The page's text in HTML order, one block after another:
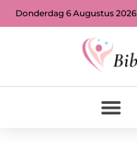
Donderdag 6 Augustus 2026